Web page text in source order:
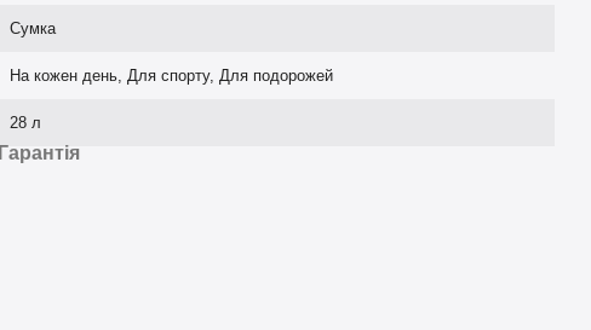
Сумка
На кожен день, Для спорту, Для подорожей
28 л
Гарантія